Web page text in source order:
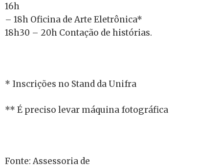
16h
– 18h Oficina de Arte Eletrônica*
18h30 – 20h Contação de histórias.
* Inscrições no Stand da Unifra
** É preciso levar máquina fotográfica
Fonte: Assessoria de